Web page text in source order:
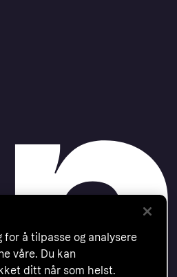
å tilpasse og analysere
våre. Du kan
ditt når som helst.